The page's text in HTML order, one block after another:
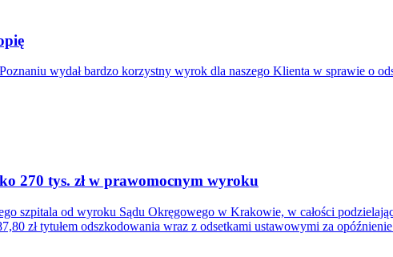
wydał bardzo korzystny wyrok dla naszego Klienta w sprawie o
270 tys. zł w prawomocnym wyroku
szpitala od wyroku Sądu Okręgowego w Krakowie, w całości
zł tytułem odszkodowania wraz z odsetkami ustawowymi za